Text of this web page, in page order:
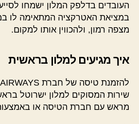
העובדים בדלפק המלון ישמחו
במציאת האטרקציה המתאימה לו
מצפה רמון, ולהכווין אותו למקום.
איך מגיעים למלון בראשית
שירות המסוקים למלון ישרוטל
מראש עם חברת הטיסה או